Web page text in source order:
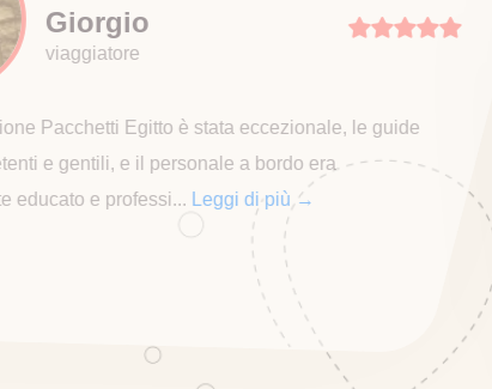
Lucia
I luoghi che abbiamo visitato erano
L'esperienza in mongolfiera è stata
emozionante. Lo staff si è d...
Leggi di